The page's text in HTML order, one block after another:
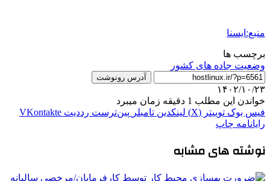
منبع:ایسنا
برچسب ها
وضعیت جاده های کشور
آدرس رونوشت
۱۴۰۲/۱۰/۲۳
خواندن این مطلب 1 دقیقه زمان میبرد
فیس بوک توییتر (X) لینکدین ‫تامبلر ‫پین‌ترست ‫رددیت ‫VKontakte
رایانامه چاپ
نوشته های مشابه